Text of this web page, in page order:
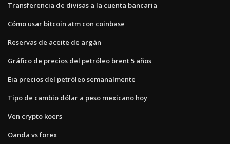
Transferencia de divisas a la cuenta bancaria
Cómo usar bitcoin atm con coinbase
Reservas de aceite de argán
Gráfico de precios del petróleo brent 5 años
Eia precios del petróleo semanalmente
Tipo de cambio dólar a peso mexicano hoy
Ven crypto koers
Oanda vs forex